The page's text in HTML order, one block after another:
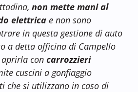
non mette mani al
elettrica e non sono
in questa gestione di auto
a detta officina di Campello
con carrozzieri
cuscini a gonfiaggio
che si utilizzano in caso di